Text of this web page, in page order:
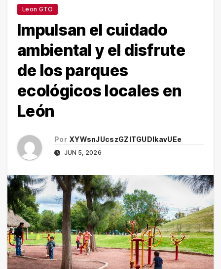
Leon GTO
Impulsan el cuidado
ambiental y el disfrute
de los parques
ecológicos locales en
León
Por XYWsnJUcszGZITGUDlkavUEe
JUN 5, 2026